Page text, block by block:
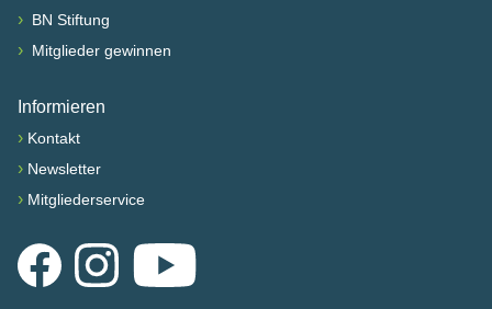
› BN Stiftung
› Mitglieder gewinnen
Informieren
› Kontakt
› Newsletter
› Mitgliederservice
FacebookInstagramYouTube